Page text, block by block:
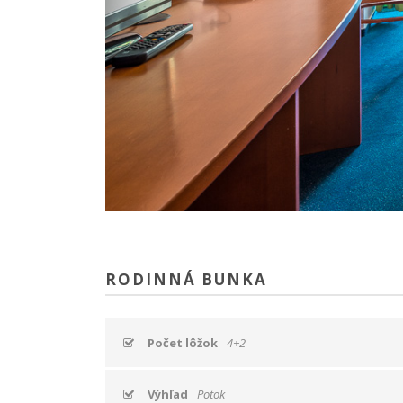
RODINNÁ BUNKA
Počet lôžok 4+2
Výhľad Potok